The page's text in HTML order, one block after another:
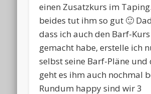
einen Zusatzkurs im
beides tut ihm so gut 🙂
dass ich auch den Barf-Kurs
gemacht habe, erstelle ich
selbst seine Barf-Pläne
geht es ihm auch nochmal
Rundum happy sind wir 3